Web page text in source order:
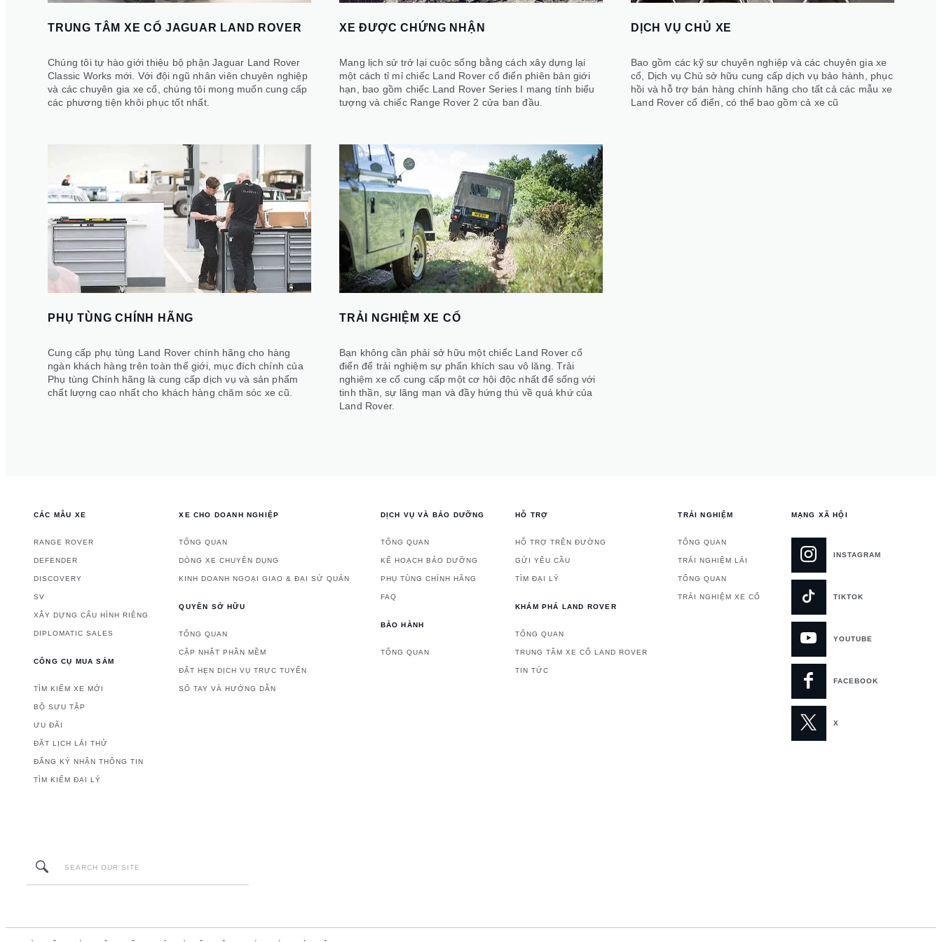
TRUNG TÂM XE CỔ JAGUAR LAND ROVER
Chúng tôi tự hào giới thiệu bộ phận Jaguar Land Rover
Classic Works mới. Với đội ngũ nhân viên chuyên nghiệp
và các chuyên gia xe cổ, chúng tôi mong muốn cung cấp
các phương tiện khôi phục tốt nhất.
XE ĐƯỢC CHỨNG NHẬN
Mang lịch sử trở lại cuộc sống bằng cách xây dựng lại
một cách tỉ mỉ chiếc Land Rover cổ điển phiên bản giới
hạn, bao gồm chiếc Land Rover Series I mang tính biểu
tượng và chiếc Range Rover 2 cửa ban đầu.
DỊCH VỤ CHỦ XE
Bao gồm các kỹ sư chuyên nghiệp và các chuyên gia xe
cổ, Dịch vụ Chủ sở hữu cung cấp dịch vụ bảo hành, phục
hồi và hỗ trợ bán hàng chính hãng cho tất cả các mẫu xe
Land Rover cổ điển, có thể bao gồm cả xe cũ
PHỤ TÙNG CHÍNH HÃNG
Cung cấp phụ tùng Land Rover chính hãng cho hàng
ngàn khách hàng trên toàn thế giới, mục đích chính của
Phụ tùng Chính hãng là cung cấp dịch vụ và sản phẩm
chất lượng cao nhất cho khách hàng chăm sóc xe cũ.
TRẢI NGHIỆM XE CỔ
Bạn không cần phải sở hữu một chiếc Land Rover cổ
điển để trải nghiệm sự phấn khích sau vô lăng. Trải
nghiệm xe cổ cung cấp một cơ hội độc nhất để sống với
tinh thần, sự lãng mạn và đầy hứng thú về quá khứ của
Land Rover.
CÁC MẪU XE
RANGE ROVER
DEFENDER
DISCOVERY
SV
XÂY DỰNG CẤU HÌNH RIÊNG
DIPLOMATIC SALES
CÔNG CỤ MUA SẮM
TÌM KIẾM XE MỚI
BỘ SƯU TẬP
ƯU ĐÃI
ĐẶT LỊCH LÁI THỬ
ĐĂNG KÝ NHẬN THÔNG TIN
TÌM KIẾM ĐẠI LÝ
XE CHO DOANH NGHIỆP
TỔNG QUAN
DÒNG XE CHUYÊN DỤNG
KINH DOANH NGOẠI GIAO & ĐẠI SỨ QUÁN
QUYỀN SỞ HỮU
TỔNG QUAN
CẬP NHẬT PHẦN MỀM
ĐẶT HẸN DỊCH VỤ TRỰC TUYẾN
SỔ TAY VÀ HƯỚNG DẪN
DỊCH VỤ VÀ BẢO DƯỠNG
TỔNG QUAN
KẾ HOẠCH BẢO DƯỠNG
PHỤ TÙNG CHÍNH HÃNG
FAQ
BẢO HÀNH
TỔNG QUAN
HỖ TRỢ
HỖ TRỢ TRÊN ĐƯỜNG
GỬI YÊU CẦU
TÌM ĐẠI LÝ
KHÁM PHÁ LAND ROVER
TỔNG QUAN
TRUNG TÂM XE CỔ LAND ROVER
TIN TỨC
TRẢI NGHIỆM
TỔNG QUAN
TRẢI NGHIỆM LÁI
TỔNG QUAN
TRẢI NGHIỆM XE CỔ
MẠNG XÃ HỘI
INSTAGRAM
TIKTOK
YOUTUBE
FACEBOOK
X